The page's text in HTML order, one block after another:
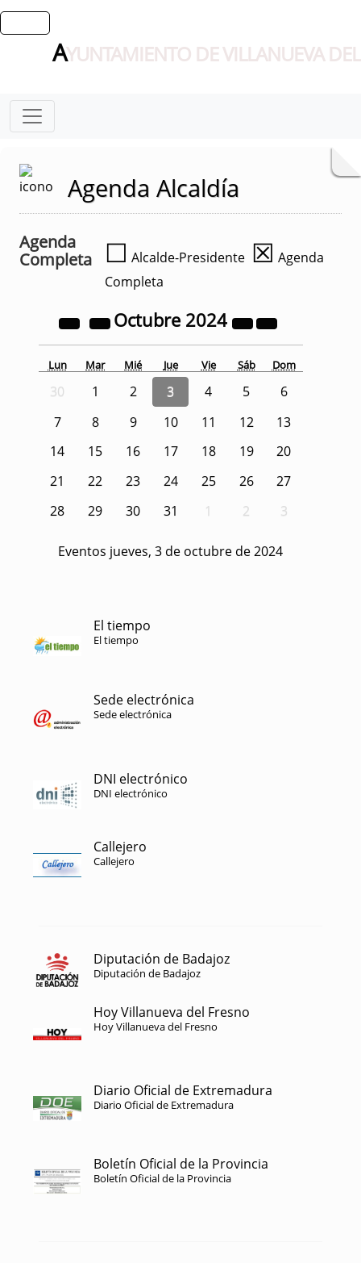
AYUNTAMIENTO DE VILLANUEVA
Agenda Alcaldía
Agenda
Completa
☐ Alcalde-Presidente ☒ Agenda
Completa
Octubre 2024
Lun Mar Mié Jue Vie Sáb Dom
30 1 2 3 4 5
6
7
8 9 10 11 12
13
14
15 16 17 18 19
20
21
22 23 24 25 26
27
28
29 30 31 1 2 3
Eventos jueves, 3 de octubre de 2024
El tiempo
El tiempo
Sede electrónica
Sede electrónica
DNI electrónico
DNI electrónico
Callejero
Callejero
Diputación de Badajoz
Diputación de Badajoz
Hoy Villanueva del Fresno
Hoy Villanueva del Fresno
Diario Oficial de Extremadura
Diario Oficial de Extremadura
Boletín Oficial de la Provincia
Boletín Oficial de la Provincia